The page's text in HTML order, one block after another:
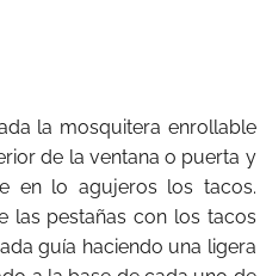
la mosquitera enrollable
de la ventana o puerta y
en lo agujeros los tacos.
las pestañas con los tacos
guía haciendo una ligera